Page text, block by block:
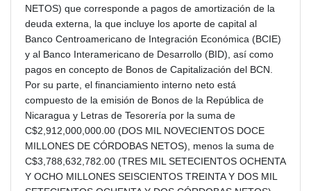
NETOS) que corresponde a pagos de amortización de la
deuda externa, la que incluye los aporte de capital al
Banco Centroamericano de Integración Económica (BCIE)
y al Banco Interamericano de Desarrollo (BID), así como
pagos en concepto de Bonos de Capitalización del BCN.
Por su parte, el financiamiento interno neto está
compuesto de la emisión de Bonos de la República de
Nicaragua y Letras de Tesorería por la suma de
C$2,912,000,000.00 (DOS MIL NOVECIENTOS DOCE
MILLONES DE CÓRDOBAS NETOS), menos la suma de
C$3,788,632,782.00 (TRES MIL SETECIENTOS OCHENTA
Y OCHO MILLONES SEISCIENTOS TREINTA Y DOS MIL